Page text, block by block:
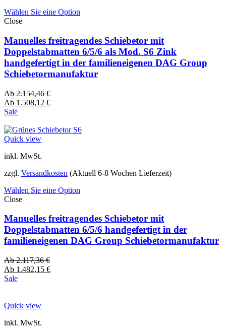
Wählen Sie eine Option
Close
Manuelles freitragendes Schiebetor mit
Doppelstabmatten 6/5/6 als Mod. S6 Zink
handgefertigt in der familieneigenen DAG Group
Schiebetormanufaktur
Ab2.154,46€
Ab 1.508,12 €
Sale
Quick view
inkl. MwSt.
zzgl. Versandkosten (Aktuell 6-8 Wochen Lieferzeit)
Wählen Sie eine Option
Close
Manuelles freitragendes Schiebetor mit
Doppelstabmatten 6/5/6 handgefertigt in der
familieneigenen DAG Group Schiebetormanufaktur
Ab2.117,36€
Ab 1.482,15 €
Sale
Quick view
inkl. MwSt.